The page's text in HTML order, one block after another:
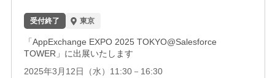
受付終了 東京
「AppExchange EXPO 2025 TOKYO@Salesforce
TOWER」に出展いたします
2025年3月12日（水）11:30－16:30